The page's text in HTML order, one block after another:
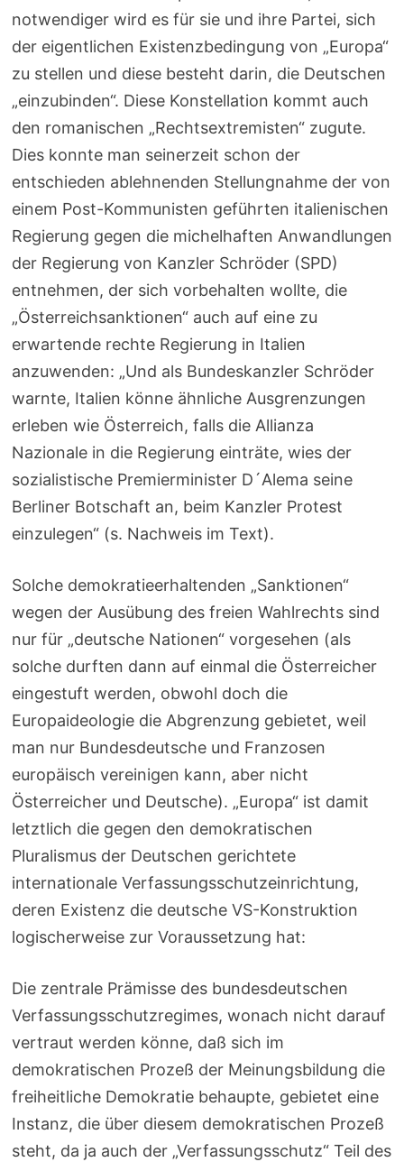
notwendiger wird es für sie und ihre Partei, sich
der eigentlichen Existenzbedingung von „Europa“
zu stellen und diese besteht darin, die Deutschen
„einzubinden“. Diese Konstellation kommt auch
den romanischen „Rechtsextremisten“ zugute.
Dies konnte man seinerzeit schon der
entschieden ablehnenden Stellungnahme der von
einem Post-Kommunisten geführten italienischen
Regierung gegen die michelhaften Anwandlungen
der Regierung von Kanzler Schröder (SPD)
entnehmen, der sich vorbehalten wollte, die
„Österreichsanktionen“ auch auf eine zu
erwartende rechte Regierung in Italien
anzuwenden: „Und als Bundeskanzler Schröder
warnte, Italien könne ähnliche Ausgrenzungen
erleben wie Österreich, falls die Allianza
Nazionale in die Regierung einträte, wies der
sozialistische Premierminister D´Alema seine
Berliner Botschaft an, beim Kanzler Protest
einzulegen“ (s. Nachweis im Text).
Solche demokratieerhaltenden „Sanktionen“
wegen der Ausübung des freien Wahlrechts sind
nur für „deutsche Nationen“ vorgesehen (als
solche durften dann auf einmal die Österreicher
eingestuft werden, obwohl doch die
Europaideologie die Abgrenzung gebietet, weil
man nur Bundesdeutsche und Franzosen
europäisch vereinigen kann, aber nicht
Österreicher und Deutsche). „Europa“ ist damit
letztlich die gegen den demokratischen
Pluralismus der Deutschen gerichtete
internationale Verfassungsschutzeinrichtung,
deren Existenz die deutsche VS-Konstruktion
logischerweise zur Voraussetzung hat:
Die zentrale Prämisse des bundesdeutschen
Verfassungsschutzregimes, wonach nicht darauf
vertraut werden könne, daß sich im
demokratischen Prozeß der Meinungsbildung die
freiheitliche Demokratie behaupte, gebietet eine
Instanz, die über diesem demokratischen Prozeß
steht, da ja auch der „Verfassungsschutz“ Teil des